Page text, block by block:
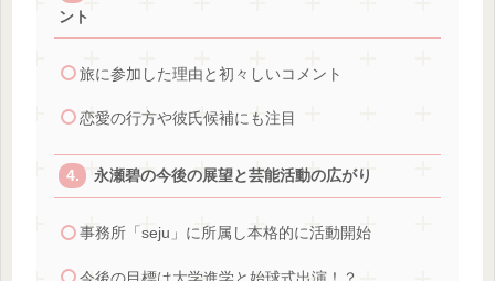
ント
旅に参加した理由と初々しいコメント
恋愛の行方や彼氏候補にも注目
永瀬碧の今後の展望と芸能活動の広がり
事務所「seju」に所属し本格的に活動開始